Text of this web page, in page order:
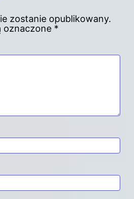
zostanie opublikowany.
oznaczone *